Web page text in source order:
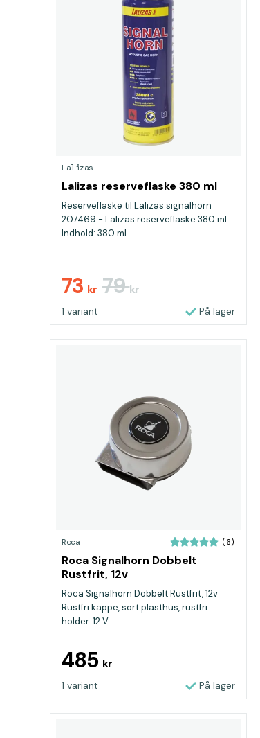
Lalizas
Lalizas reserveflaske 380 ml
Reserveflaske til Lalizas signalhorn
207469 - Lalizas reserveflaske 380 ml
Indhold: 380 ml
73 kr 79kr
1 variant På lager
Roca (6)
Roca Signalhorn Dobbelt
Rustfrit, 12v
Roca Signalhorn Dobbelt Rustfrit, 12v
Rustfri kappe, sort plasthus, rustfri
holder. 12 V.
485 kr
1 variant På lager